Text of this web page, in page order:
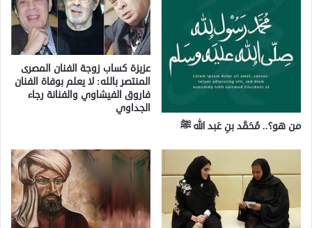
من هو؟.. مُحَمَّد بنِ عَبد الله ﷺ
عزيزة كساب زوجة الفنان المصرى
المنتصر بالله: لا يعلم بوفاة الفنان
فاروق الفيشاوي والفنانة رجاء
الجداوي